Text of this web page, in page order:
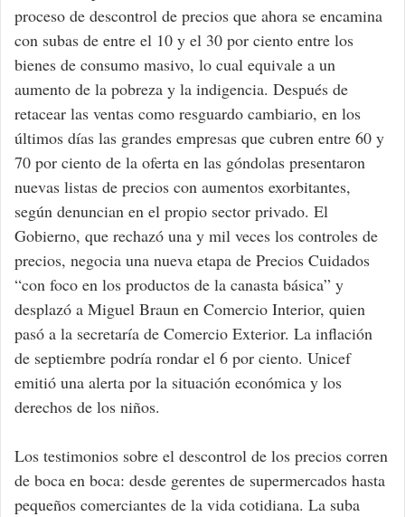
proceso de descontrol de precios que ahora se encamina
con subas de entre el 10 y el 30 por ciento entre los
bienes de consumo masivo, lo cual equivale a un
aumento de la pobreza y la indigencia. Después de
retacear las ventas como resguardo cambiario, en los
últimos días las grandes empresas que cubren entre 60 y
70 por ciento de la oferta en las góndolas presentaron
nuevas listas de precios con aumentos exorbitantes,
según denuncian en el propio sector privado. El
Gobierno, que rechazó una y mil veces los controles de
precios, negocia una nueva etapa de Precios Cuidados
“con foco en los productos de la canasta básica” y
desplazó a Miguel Braun en Comercio Interior, quien
pasó a la secretaría de Comercio Exterior. La inflación
de septiembre podría rondar el 6 por ciento. Unicef
emitió una alerta por la situación económica y los
derechos de los niños.
Los testimonios sobre el descontrol de los precios corren
de boca en boca: desde gerentes de supermercados hasta
pequeños comerciantes de la vida cotidiana. La suba